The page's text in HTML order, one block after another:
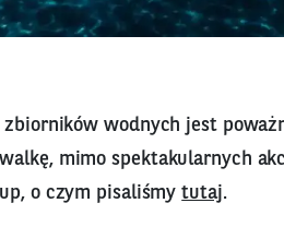
wodnych jest
mimo spektakularnych
o czym pisaliśmytutaj.